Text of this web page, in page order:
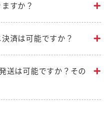
すか？
済は可能ですか？
送は可能ですか？その